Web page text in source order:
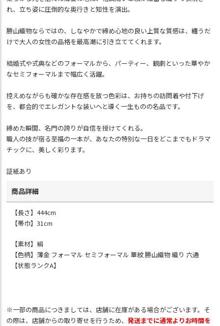
れ、立ち姿に圧倒的な奥行きと知性を演出。
勝山織物ならではの、しなやかで締め心地の良い上質な質感は、纏うだ
けで大人の女性の品格を最高潮に引き立ててくれます。
結婚式や式典などのフォーマルから、パーティー、観劇といった華やか
なセミフォーマルまで幅広く活躍。
控えめながらも確かな存在感を放つ色彩は、お持ちの訪問着や付下げ
を、都会的でエレガントな装いへと導く一生ものの名品です。
締めた瞬間、名門の誇りが自信を授けてくれる。
職人の技が宿る至福の一本が、あなたの特別な一日をどこまでもドラマ
チックに、美しく彩ります。
証紙あり
商品詳細
【長さ】444cm
【帯巾】31cm
【素材】絹
【色柄】薄金 フォーマル セミフォーマル 華紋 勝山織物 織り 六通
【状態ランクA】
※一部の商品につきましては、店舗に在庫がある場合がございます。そ
の際は、店舗からの取り寄せを行うため、発送までに通常よりお時間を